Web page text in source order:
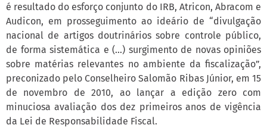
é resultado do esforço conjunto do IRB, Atricon, Abracom e
Audicon, em prosseguimento ao ideário de “divulgação
nacional de artigos doutrinários sobre controle público,
de forma sistemática e (…) surgimento de novas opiniões
sobre matérias relevantes no ambiente da fiscalização”,
preconizado pelo Conselheiro Salomão Ribas Júnior, em 15
de novembro de 2010, ao lançar a edição zero com
minuciosa avaliação dos dez primeiros anos de vigência
da Lei de Responsabilidade Fiscal.